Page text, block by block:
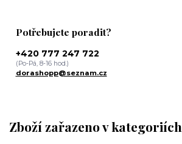
Zboží zařazeno v kategoriích
Potřebujete poradit?
+420 777 247 722
(Po-Pá, 8-16 hod.)
dorashopp@seznam.cz